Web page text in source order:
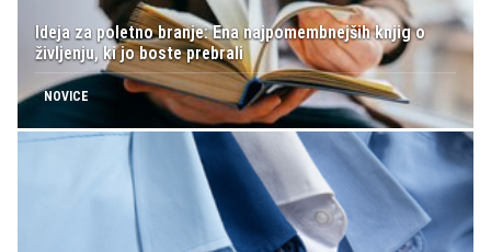
Ideja za poletno branje: Ena najpomembnejših knjig o
življenju, ki jo boste prebrali
NOVICE